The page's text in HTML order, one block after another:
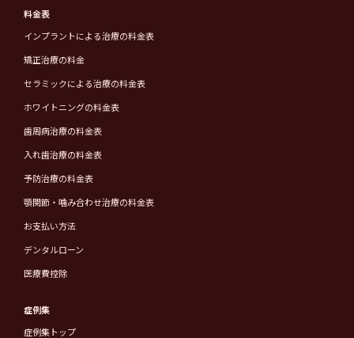
料金表
インプラントによる治療の料金表
矯正治療の料金
セラミックによる治療の料金表
ホワイトニングの料金表
歯周病治療の料金表
入れ歯治療の料金表
予防治療の料金表
顎関節・噛み合わせ治療の料金表
お支払い方法
デンタルローン
医療費控除
症例集
症例集トップ